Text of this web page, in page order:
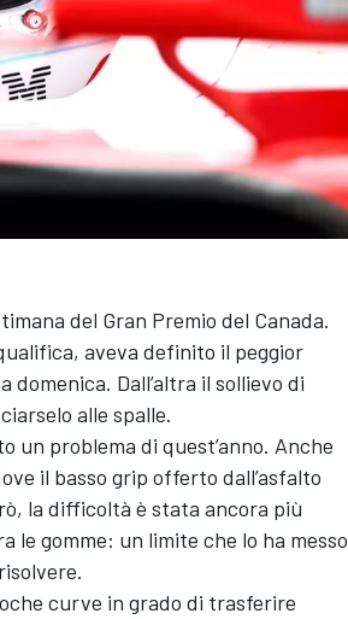
del Gran Premio del Canada.
aveva definito il peggior
Dall’altra il sollievo di
alle spalle.
un problema di quest’anno. Anche
il basso grip offerto dall’asfalto
la difficoltà è stata ancora più
le gomme: un limite che lo ha messo
curve in grado di trasferire